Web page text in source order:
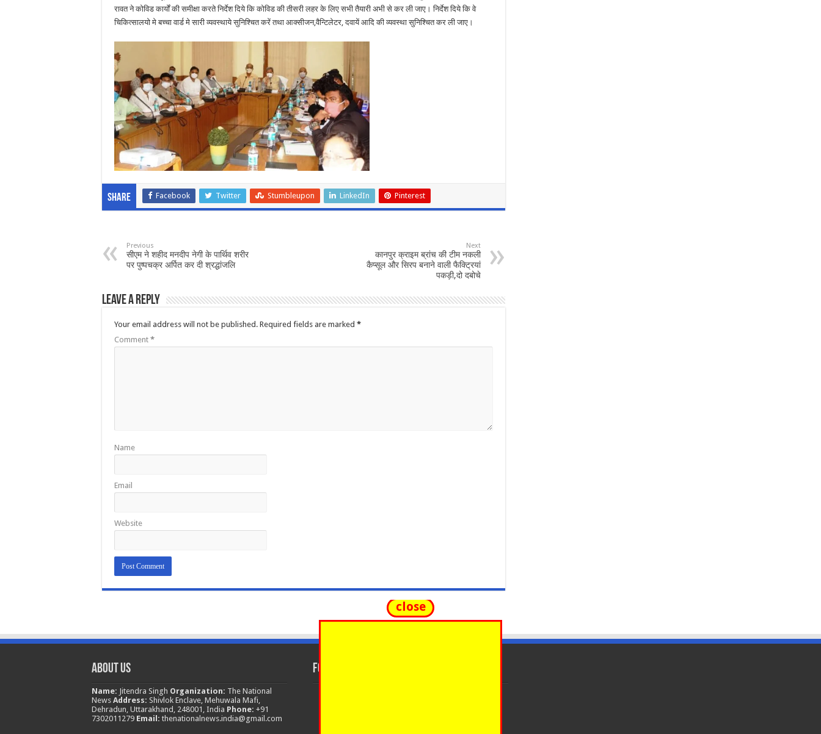
रावत ने कोविड कार्यों की समीक्षा करते निर्देश दिये कि कोविड की तीसरी लहर के लिए सभी तैयारी अभी से कर ली जाए। निर्देश दिये कि वे
चिकित्सालयो मे बच्चा वार्ड मे सारी व्यवस्थाये सुनिश्चित करें तथा आक्सीजन,वैन्टिलेटर, दवायें आदि की व्यवस्था सुनिश्चित कर ली जाए।
Share Facebook Twitter Stumbleupon LinkedIn Pinterest
Previous
सीएम ने शहीद मनदीप नेगी के पार्थिव शरीर
पर पुष्पचक्र अर्पित कर दी श्रद्धांजलि
Next
कानपुर क्राइम ब्रांच की टीम नकली
कैप्सूल और सिरप बनाने वाली फैक्ट्रियां
पकड़ी,दो दबोचे
Leave a Reply
Your email address will not be published. Required fields are marked *
Comment *
Name
Email
Website
About Us
Name: Jitendra Singh Organization: The National
News Address: Shivlok Enclave, Mehuwala Mafi,
Dehradun, Uttarakhand, 248001, India Phone: +91
7302011279 Email: thenationalnews.india@gmail.com
FOLLOW US
close